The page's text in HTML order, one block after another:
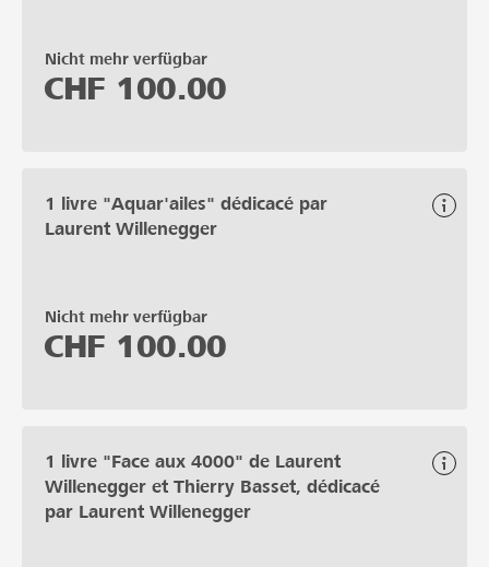
Nicht mehr verfügbar
CHF 100.00
1 livre "Aquar'ailes" dédicacé par
Laurent Willenegger
Nicht mehr verfügbar
CHF 100.00
1 livre "Face aux 4000" de Laurent
Willenegger et Thierry Basset, dédicacé
par Laurent Willenegger